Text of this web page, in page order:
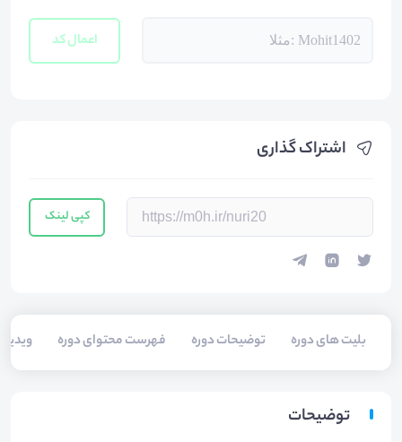
اشتراک گذاری
کپی لینک
بلیت های دوره توضیحات دوره فهرست محتوای دوره
اعمال کد
توضیحات